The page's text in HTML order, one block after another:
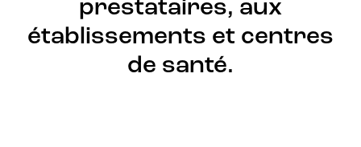
prestataires, aux
établissements et centres
de santé.